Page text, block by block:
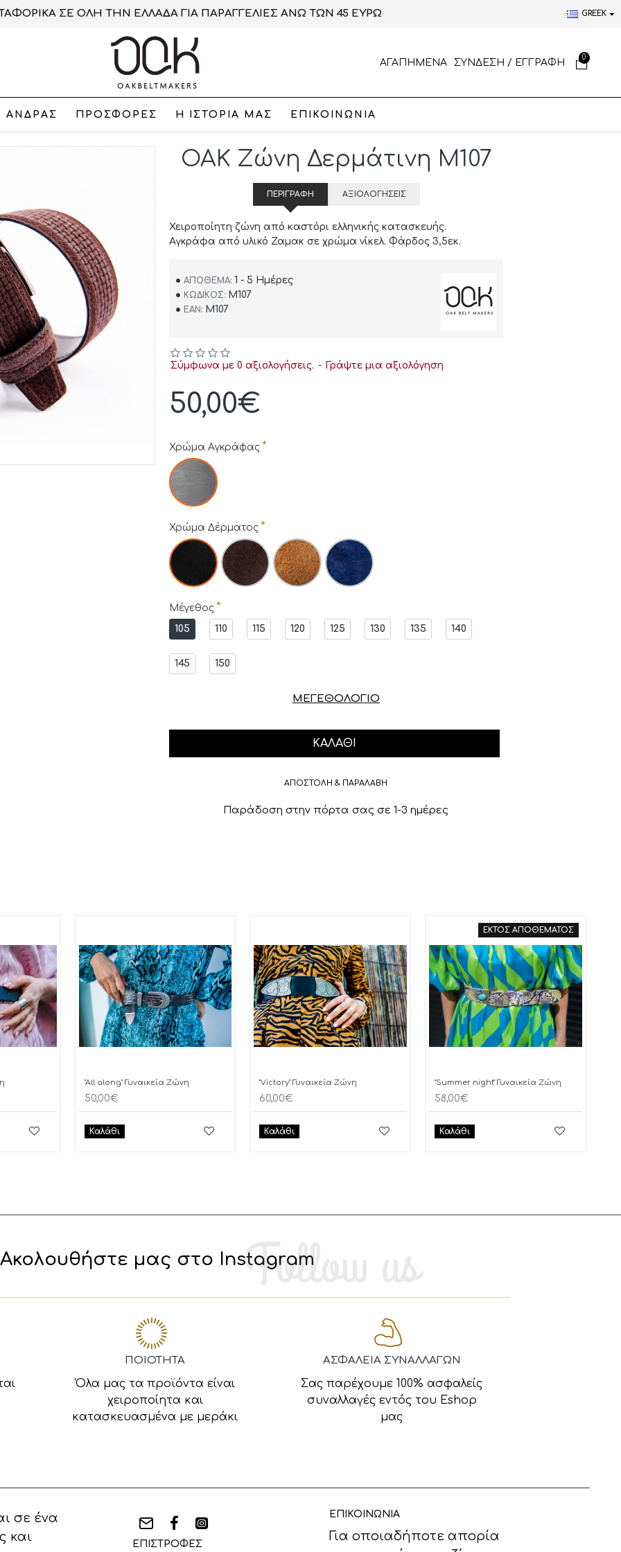
ΣΕ ΟΛΗ ΤΗΝ ΕΛΛΑΔΑ ΓΙΑ ΠΑΡΑΓΓΕΛΙΕΣ ΑΝΩ ΤΩΝ 45 ΕΥΡΩ GREEK
ΑΓΑΠΗΜΕΝΑ ΣΥΝΔΕΣΗ / ΕΓΓΡΑΦΗ 0
ΑΝΔΡΑΣ ΠΡΟΣΦΟΡΕΣ Η ΙΣΤΟΡΙΑ ΜΑΣ ΕΠΙΚΟΙΝΩΝΙΑ
OAK Ζώνη Δερμάτινη M107
ΠΕΡΙΓΡΑΦΉ ΑΞΙΟΛΟΓΉΣΕΙΣ
Χειροποίητη ζώνη από καστόρι ελληνικής κατασκευής.
Αγκράφα από υλικό Ζαμακ σε χρώμα νίκελ. Φάρδος 3,5εκ.
ΑΠΌΘΕΜΑ: 1 - 5 Ημέρες
ΚΩΔΙΚΌΣ: M107
EAN: M107
Σύμφωνα με 0 αξιολογήσεις. - Γράψτε μια αξιολόγηση
50,00€
Χρώμα Αγκράφας
Χρώμα Δέρματος
Μέγεθος
105
110 115 120 125 130 135 140
145 150
ΚΑΛΆΘΙ
ΜΕΓΕΘΟΛΟΓΙΟ
ΑΠΟΣΤΟΛΗ & ΠΑΡΑΛΑΒΗ
Παράδοση στην πόρτα σας σε 1-3 ημέρες
"All along" Γυναικεία Ζώνη
50,00€
Καλάθι
"Victory" Γυναικεία Ζώνη
60,00€
Καλάθι
ΕΚΤΟΣ ΑΠΟΘΕΜΑΤΟΣ
"Summer night" Γυναικεία Ζώνη
58,00€
Καλάθι
Ακολουθήστε μας στο Instagram
ΠΟΙΟΤΗΤΑ
Όλα μας τα προϊόντα είναι
χειροποίητα και
κατασκευασμένα με μεράκι
ΑΣΦΑΛΕΙΑ ΣΥΝΑΛΛΑΓΩΝ
Σας παρέχουμε 100% ασφαλείς
συναλλαγές εντός του Eshop
μας
σε ένα
και
ΕΠΙΣΤΡΟΦΕΣ
ΕΠΙΚΟΙΝΩΝΙΑ
Για οποιαδήποτε απορία